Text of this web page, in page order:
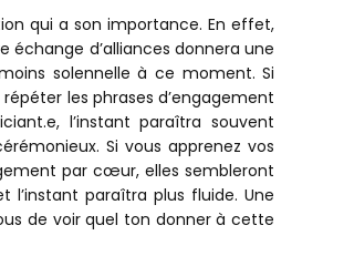
qui a son importance. En effet,
échange d’alliances donnera une
solennelle à ce moment. Si
les phrases d’engagement
l’instant paraîtra souvent
Si vous apprenez vos
par cœur, elles sembleront
l’instant paraîtra plus fluide. Une
de voir quel ton donner à cette